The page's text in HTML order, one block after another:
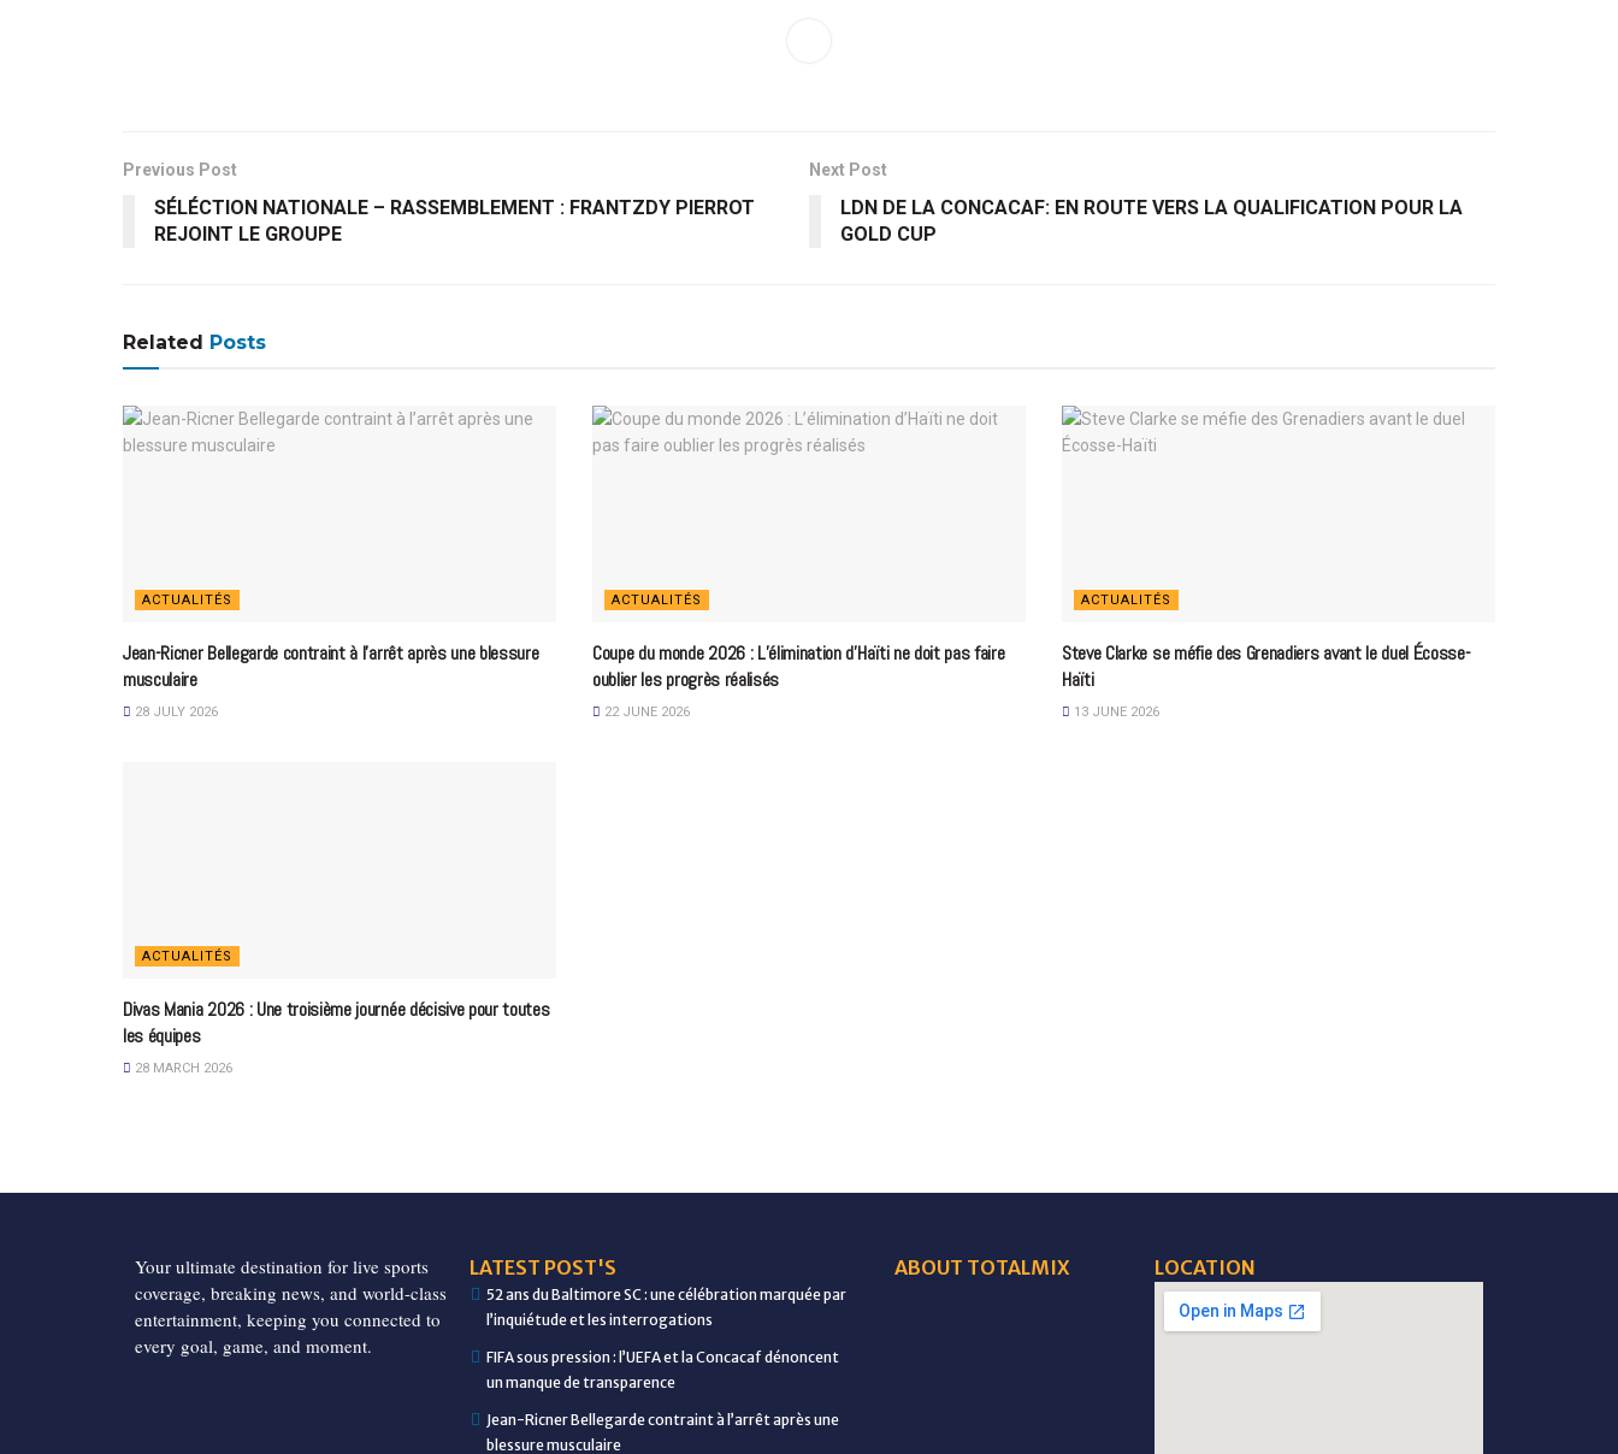
Previous Post
SÉLÉCTION NATIONALE – RASSEMBLEMENT : FRANTZDY PIERROT
REJOINT LE GROUPE
Next Post
LDN DE LA CONCACAF: EN ROUTE VERS LA QUALIFICATION POUR LA
GOLD CUP
Related Posts
ACTUALITÉS
Jean-Ricner Bellegarde contraint à l’arrêt après une blessure
musculaire
28 JULY 2026
ACTUALITÉS
Coupe du monde 2026 : L’élimination d’Haïti ne doit pas faire
oublier les progrès réalisés
22 JUNE 2026
ACTUALITÉS
Steve Clarke se méfie des Grenadiers avant le duel Écosse-
Haïti
13 JUNE 2026
ACTUALITÉS
Divas Mania 2026 : Une troisième journée décisive pour toutes
les équipes
28 MARCH 2026
Your ultimate destination for live sports
coverage, breaking news, and world-class
entertainment, keeping you connected to
every goal, game, and moment.
LATEST POST'S
52 ans du Baltimore SC : une célébration marquée par
l’inquiétude et les interrogations
FIFA sous pression : l’UEFA et la Concacaf dénoncent
un manque de transparence
Jean-Ricner Bellegarde contraint à l’arrêt après une
blessure musculaire
ABOUT TOTALMIX LOCATION